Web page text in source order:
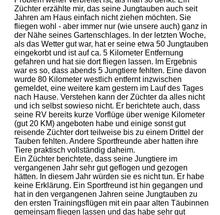
Züchter erzählte mir, das seine Jungtauben auch seit
Jahren am Haus einfach nicht ziehen möchten. Sie
fliegen wohl - aber immer nur (wie unsere auch) ganz in
der Nähe seines Gartenschlages. In der letzten Woche,
als das Wetter gut war, hat er seine etwa 50 Jungtauben
eingekorbt und ist auf ca. 5 Kilometer Entfernung
gefahren und hat sie dort fliegen lassen. Im Ergebnis
war es so, dass abends 5 Jungtiere fehlten. Eine davon
wurde 80 Kilometer westlich entfernt inzwischen
gemeldet, eine weitere kam gestern im Lauf des Tages
nach Hause. Verstehen kann der Züchter da alles nicht
und ich selbst sowieso nicht. Er berichtete auch, dass
seine RV bereits kurze Vorflüge über wenige Kilometer
(gut 20 KM) angeboten habe und einige sonst gut
reisende Züchter dort teilweise bis zu einem Drittel der
Tauben fehlten. Andere Sportfreunde aber hatten ihre
Tiere praktisch vollständig daheim.
Ein Züchter berichtete, dass seine Jungtiere im
vergangenen Jahr sehr gut geflogen und gezogen
hätten. In diesem Jahr würden sie es nicht tun. Er habe
keine Erklärung. Ein Sportfreund ist hin gegangen und
hat in den vergangenen Jahren seine Jungtauben zu
den ersten Trainingsflügen mit ein paar alten Täubinnen
gemeinsam fliegen lassen und das habe sehr gut